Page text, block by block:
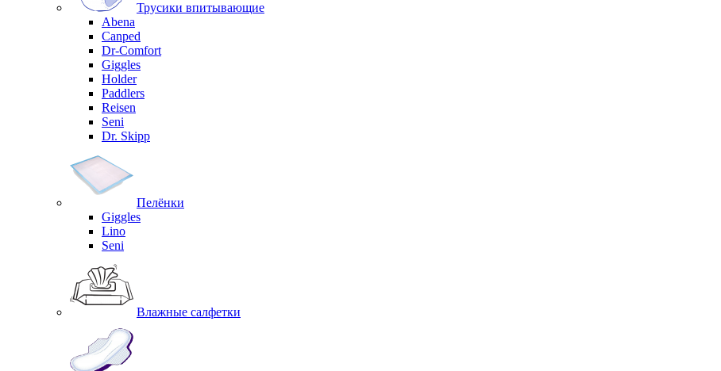
Трусики впитывающие
Abena
Canped
Dr-Comfort
Giggles
Holder
Paddlers
Reisen
Seni
Dr. Skipp
Пелёнки
Giggles
Lino
Seni
Влажные салфетки